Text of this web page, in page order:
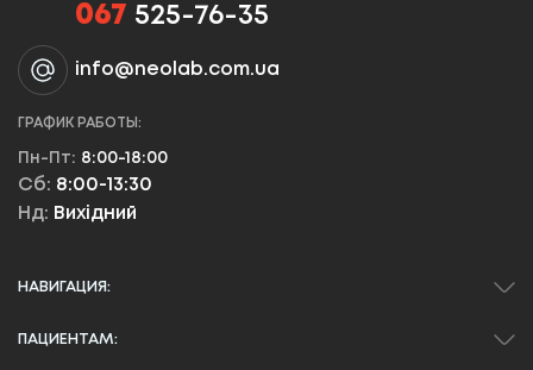
067 525-76-35
info@neolab.com.ua
ГРАФИК РАБОТЫ:
Пн-Пт: 8:00-18:00
Сб: 8:00-13:30
Нд: Вихідний
НАВИГАЦИЯ:
ПАЦИЕНТАМ: